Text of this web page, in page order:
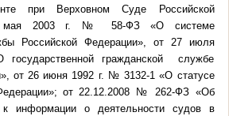
при Верховном Суде Российской
мая 2003 г. № 58-ФЗ «О системе
Российской Федерации», от 27 июля
гражданской службе
от 26 июня 1992 г. № 3132-1 «О статусе
от 22.12.2008 № 262-ФЗ «Об
к информации о деятельности судов в